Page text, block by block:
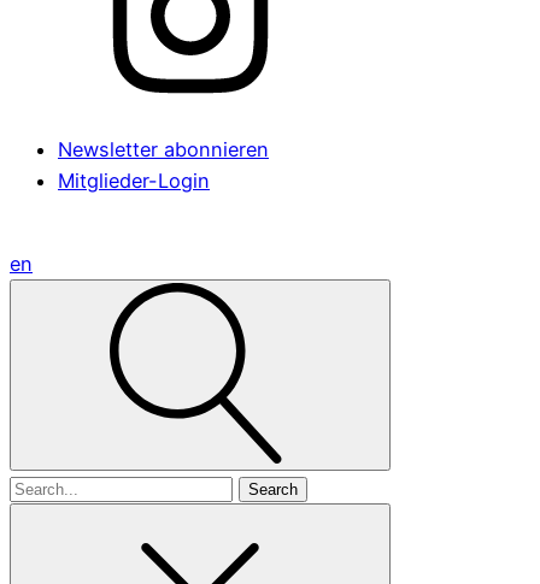
Newsletter abonnieren
Mitglieder-Login
en
Search